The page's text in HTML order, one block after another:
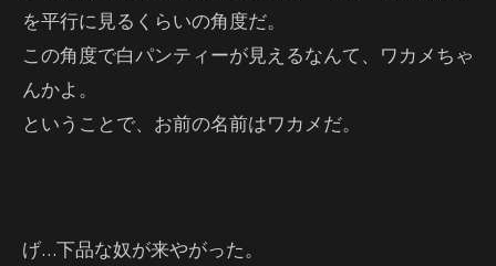
を平行に見るくらいの角度だ。
この角度で白パンティーが見えるなんて、ワカメちゃ
んかよ。
ということで、お前の名前はワカメだ。
げ…下品な奴が来やがった。